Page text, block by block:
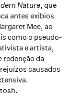
Nature, que
antes exibios
Mee, ao
como o pseudo-
e artista,
redenção da
causados